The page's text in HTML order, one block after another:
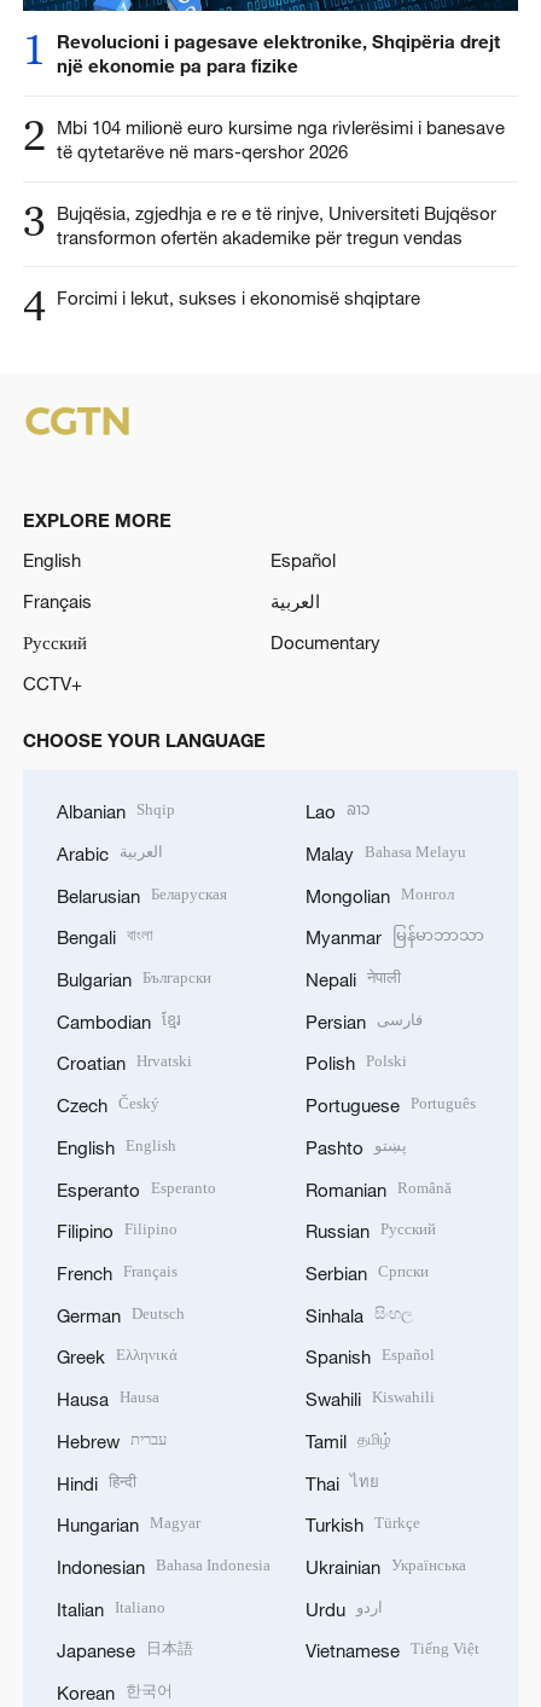
1
Revolucioni i pagesave elektronike, Shqipëria drejt
një ekonomie pa para fizike
2
Mbi 104 milionë euro kursime nga rivlerësimi i banesave
të qytetarëve në mars-qershor 2026
3
Bujqësia, zgjedhja e re e të rinjve, Universiteti Bujqësor
transformon ofertën akademike për tregun vendas
4 Forcimi i lekut, sukses i ekonomisë shqiptare
EXPLORE MORE
English
Español
Français
العربية
Русский
Documentary
CCTV+
CHOOSE YOUR LANGUAGE
Albanian Shqip
Arabic العربية
Belarusian Беларуская
Bengali বাংলা
Bulgarian Български
Cambodian ខ្មែរ
Croatian Hrvatski
Czech Český
English English
Esperanto Esperanto
Filipino Filipino
French Français
German Deutsch
Greek Ελληνικά
Hausa Hausa
Hebrew עברית
Hindi हिन्दी
Hungarian Magyar
Indonesian Bahasa Indonesia
Italian Italiano
Japanese 日本語
Korean 한국어
Lao ລາວ
Malay Bahasa Melayu
Mongolian Монгол
Myanmar မြန်မာဘာသာ
Nepali नेपाली
Persian فارسی
Polish Polski
Portuguese Português
Pashto پښتو
Romanian Română
Russian Русский
Serbian Српски
Sinhala සිංහල
Spanish Español
Swahili Kiswahili
Tamil தமிழ்
Thai ไทย
Turkish Türkçe
Ukrainian Українська
Urdu اردو
Vietnamese Tiếng Việt